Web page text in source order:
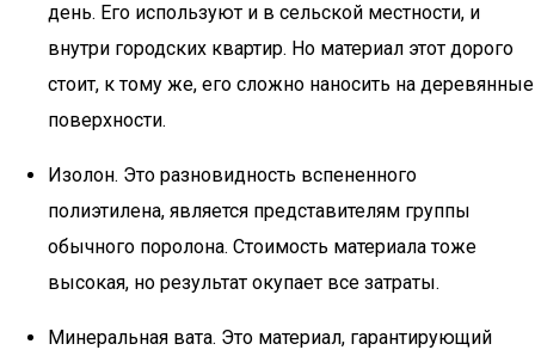
день. Его используют и в сельской местности, и
внутри городских квартир. Но материал этот дорого
стоит, к тому же, его сложно наносить на деревянные
поверхности.
Изолон. Это разновидность вспененного
полиэтилена, является представителям группы
обычного поролона. Стоимость материала тоже
высокая, но результат окупает все затраты.
Минеральная вата. Это материал, гарантирующий